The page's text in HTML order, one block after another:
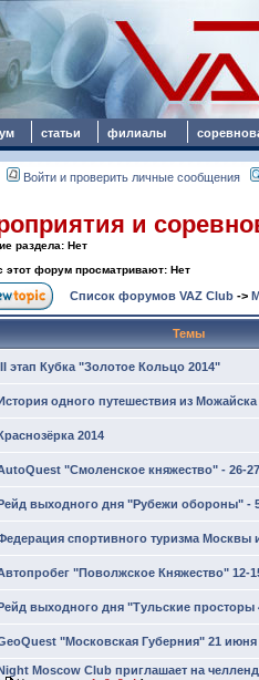
статьи филиалы
Войти и проверить личные сообщения
и
раздела: Нет
этот форум просматривают: Нет
Список форумов VAZ Club ->
Темы
этап Кубка "Золотое Кольцо 2014"
одного путешествия из
2014
"Смоленское княжество" - 26-
выходного дня "Рубежи обороны" -
спортивного туризма Москвы
"Поволжское Княжество" 12-
выходного дня "Тульские просторы
"Московская Губерния" 21 июня
Moscow Club приглашает на